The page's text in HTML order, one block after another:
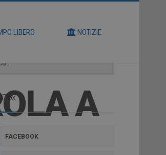
LIBERO NOTIZIE
A
Box
FACEBOOK